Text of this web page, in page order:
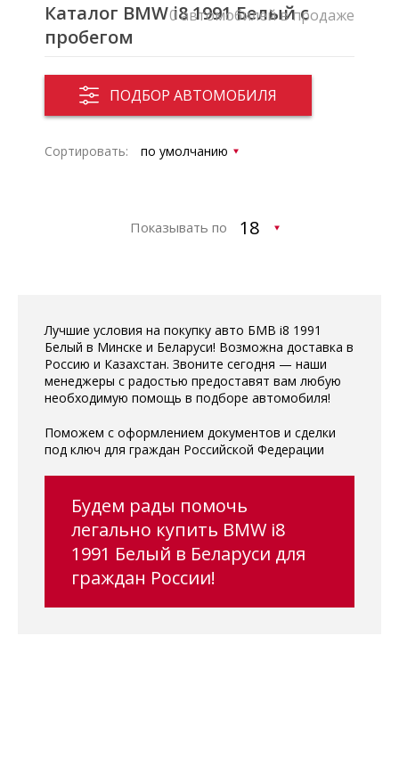
Каталог BMW i8 1991 Белый с
пробегом
ПОДБОР АВТОМОБИЛЯ
0 автомобилей в продаже
Сортировать:
Показывать по
Лучшие условия на покупку авто БМВ i8 1991
Белый в Минске и Беларуси! Возможна доставка в
Россию и Казахстан. Звоните сегодня — наши
менеджеры с радостью предоставят вам любую
необходимую помощь в подборе автомобиля!
Поможем с оформлением документов и сделки
под ключ для граждан Российской Федерации
Будем рады помочь
легально купить BMW i8
1991 Белый в Беларуси для
граждан России!